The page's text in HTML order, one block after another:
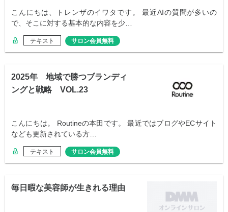
こんにちは、トレンザのイワタです。 最近AIの質問が多いの
で、そこに対する基本的な内容を少…
テキスト サロン会員無料
2025年 地域で勝つブランディ
ングと戦略 VOL.23
こんにちは。 Routineの本田です。 最近ではブログやECサイト
なども更新されている方…
テキスト サロン会員無料
毎日暇な美容師が生きれる理由